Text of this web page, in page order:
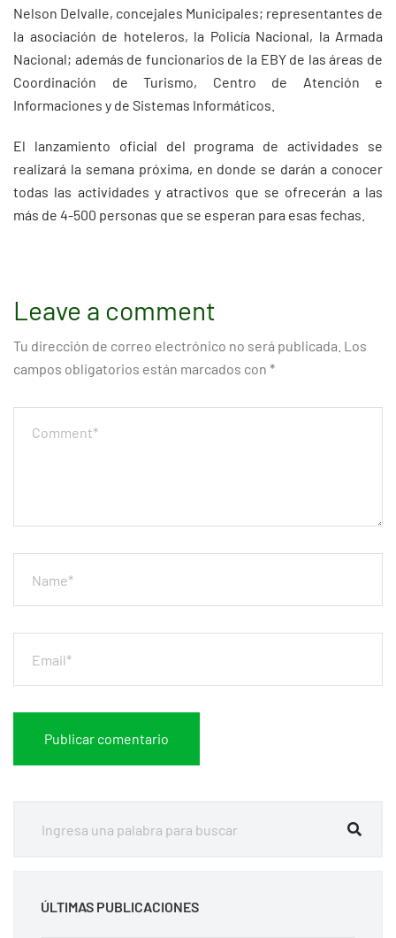
Nelson Delvalle, concejales Municipales; representantes de
la asociación de hoteleros, la Policía Nacional, la Armada
Nacional; además de funcionarios de la EBY de las áreas de
Coordinación de Turismo, Centro de Atención e
Informaciones y de Sistemas Informáticos.
El lanzamiento oficial del programa de actividades se
realizará la semana próxima, en donde se darán a conocer
todas las actividades y atractivos que se ofrecerán a las
más de 4-500 personas que se esperan para esas fechas.
Leave a comment
Tu dirección de correo electrónico no será publicada. Los
campos obligatorios están marcados con *
ÚLTIMAS PUBLICACIONES